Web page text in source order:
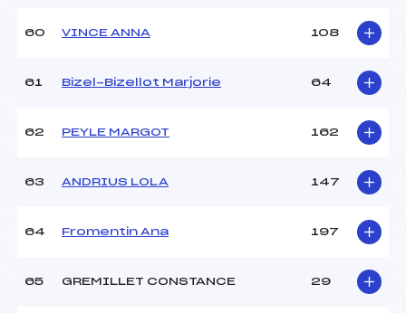
60 VINCE ANNA 108
61 Bizel-Bizellot Marjorie 64
62 PEYLE MARGOT 162
63 ANDRIUS LOLA 147
64 Fromentin Ana 197
65 GREMILLET CONSTANCE 29